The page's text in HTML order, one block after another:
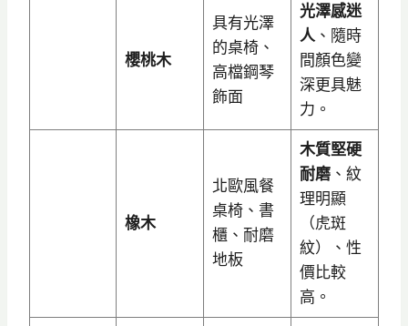
櫻桃木
具有光澤
的桌椅、
高檔鋼琴
飾面
光澤感迷
人、隨時
間顏色變
深更具魅
力。
橡木
北歐風餐
桌椅、書
櫃、耐磨
地板
木質堅硬
耐磨、紋
理明顯
（虎斑
紋）、性
價比較
高。